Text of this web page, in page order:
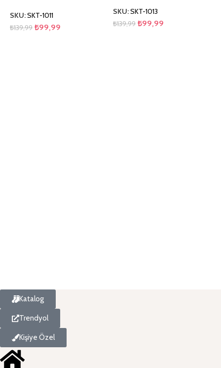
SKU:SKT-1011
₺139,99 ₺99,99
SKU:SKT-1013
₺139,99 ₺99,99
Katalog
Trendyol
Kişiye Özel